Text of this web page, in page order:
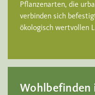
Pflanzenarten, die
verbinden sich
ökologisch wertvollen
Wohlbefinden